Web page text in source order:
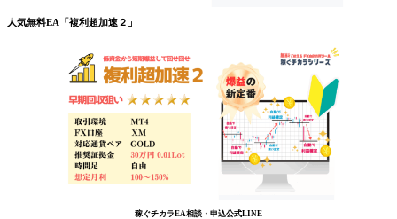
人気無料EA「複利超加速２」
稼ぐチカラEA相談・申込公式LINE